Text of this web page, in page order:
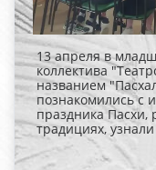
13 апреля в
коллектива
названием
познакомились с
праздника Пасхи,
традициях,